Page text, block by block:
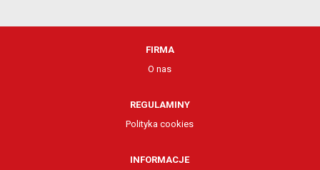
FIRMA
O nas
REGULAMINY
Polityka cookies
INFORMACJE